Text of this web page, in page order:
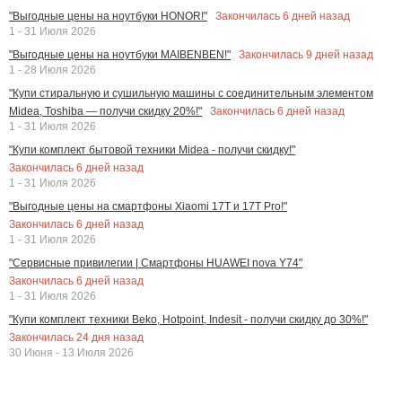
"Выгодные цены на ноутбуки HONOR!"
Закончилась 6 дней назад
1 - 31 Июля 2026
"Выгодные цены на ноутбуки MAIBENBEN!"
Закончилась 9 дней назад
1 - 28 Июля 2026
"Купи стиральную и сушильную машины с соединительным элементом
Midea, Toshiba — получи скидку 20%!"
Закончилась 6 дней назад
1 - 31 Июля 2026
"Купи комплект бытовой техники Midea - получи скидку!"
Закончилась 6 дней назад
1 - 31 Июля 2026
"Выгодные цены на смартфоны Xiaomi 17T и 17T Pro!"
Закончилась 6 дней назад
1 - 31 Июля 2026
"Сервисные привилегии | Смартфоны HUAWEI nova Y74"
Закончилась 6 дней назад
1 - 31 Июля 2026
"Купи комплект техники Beko, Hotpoint, Indesit - получи скидку до 30%!"
Закончилась 24 дня назад
30 Июня - 13 Июля 2026